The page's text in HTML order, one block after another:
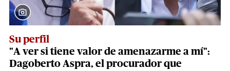
Su perfil
"A ver si tiene valor de amenazarme a mí":
Dagoberto Aspra, el procurador que